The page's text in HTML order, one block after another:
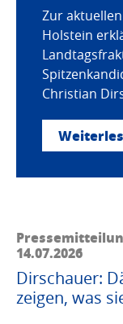
Zur
Holstein
Christian
14.07.2026
Dirschauer:
zeigen, was